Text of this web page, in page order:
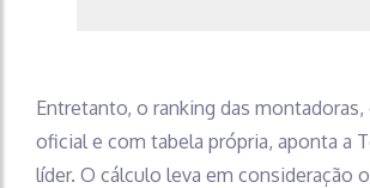
Entretanto, o ranking das
oficial e com tabela própria, aponta a
líder. O cálculo leva em consideração